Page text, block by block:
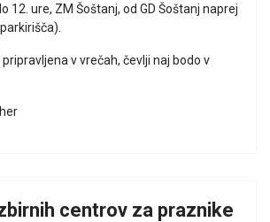
12. ure, ZM Šoštanj, od GD Šoštanj naprej
v vrečah, čevlji naj bodo v
centrov za praznike